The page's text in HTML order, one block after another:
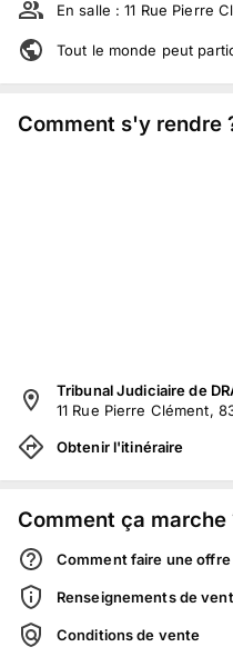
En salle :11 Rue Pierre
Tout le monde peut
Comment s'y rendre
Tribunal Judiciaire de
11 Rue Pierre Clément,
Obtenir l'itinéraire
Comment ça marche
Comment faire une offre
Renseignements de
Conditions de vente